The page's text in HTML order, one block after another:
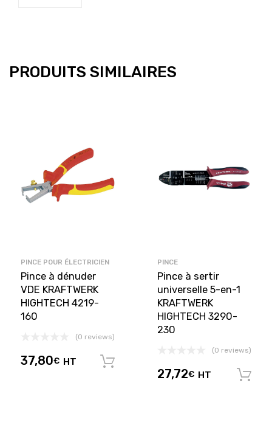
PRODUITS SIMILAIRES
PINCE POUR ÉLECTRICIEN
Pince à dénuder
VDE KRAFTWERK
HIGHTECH 4219-
160
(0 reviews)
37,80€ HT
PINCE
Pince à sertir
universelle 5-en-1
KRAFTWERK
HIGHTECH 3290-
230
(0 reviews)
27,72€ HT